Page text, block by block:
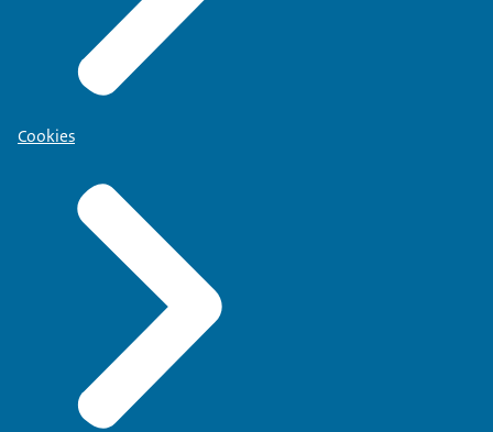
Cookies